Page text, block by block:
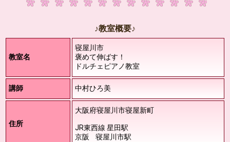
♪教室概要♪
教室名
寝屋川市
褒めて伸ばす！
ドルチェピアノ教室
講師 中村ひろ美
住所
大阪府寝屋川市寝屋新町
JR東西線 星田駅
京阪 寝屋川市駅